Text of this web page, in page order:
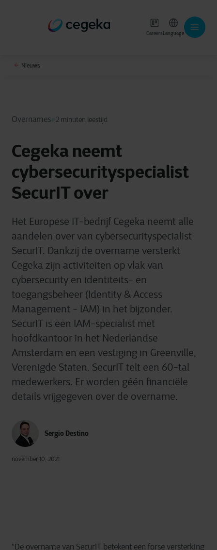
CareersLanguage
Nieuws
Overnames 2 minuten leestijd
Cegeka neemt
cybersecurityspecialist
SecurIT over
Het Europese IT-bedrijf Cegeka neemt alle
aandelen over van cybersecurityspecialist
SecurIT. Dankzij de overname versterkt
Cegeka zijn activiteiten op vlak van
cybersecurity en identiteits- en
toegangsbeheer (Identity & Access
Management - IAM) in het bijzonder.
SecurIT is een IAM-specialist met
hoofdkantoor in het Nederlandse
Amsterdam en een vestiging in Greenville,
Verenigde Staten. SecurIT telt een 60-tal
medewerkers. Er worden géén financiële
details vrijgegeven over de overname.
Sergio Destino
november 10, 2021
“De overname van SecurIT betekent een forse versterking